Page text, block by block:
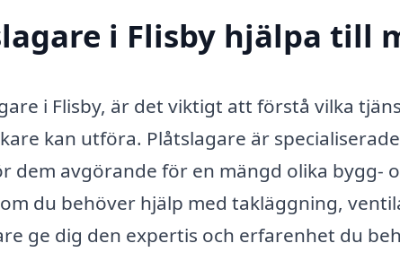
i Flisby hjälpa till
i Flisby, är det viktigt att förstå vilka
kan utföra. Plåtslagare är
dem avgörande för en mängd olika bygg-
du behöver hjälp med takläggning,
ge dig den expertis och erfarenhet du